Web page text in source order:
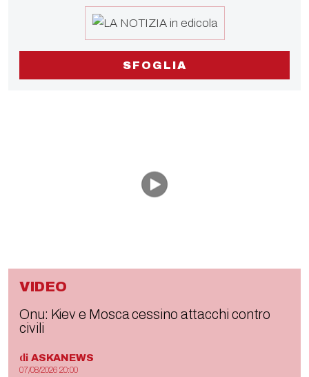
SFOGLIA
VIDEO
Onu: Kiev e Mosca cessino attacchi contro
civili
di ASKANEWS
07/08/2026 20:00